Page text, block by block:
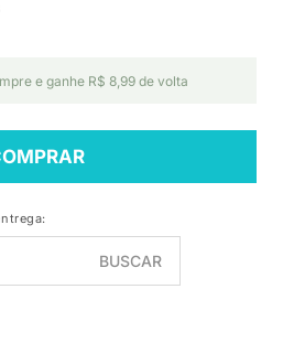
e ganhe R$ 8,99 de volta
BUSCAR